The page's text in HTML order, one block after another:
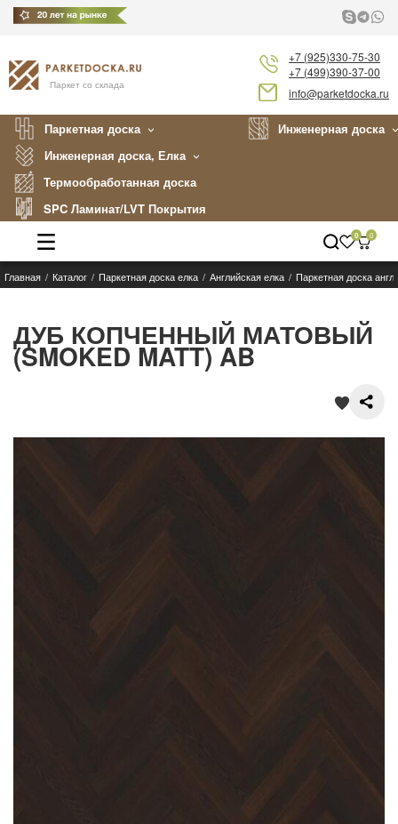
Паркет со склада
+7 (925)330-75-30
+7 (499)390-37-00
info@parketdocka.ru
Паркетная доска
Инженерная доска
Инженерная доска, Елка
Термообработанная доска
SPC Ламинат/LVT Покрытия
Каталог
Укладка
0 0
Главная Каталог Паркетная доска елка Английская елка Паркетная доска
ДУБ КОПЧЕННЫЙ МАТОВЫЙ
(SMOKED MATT) AB